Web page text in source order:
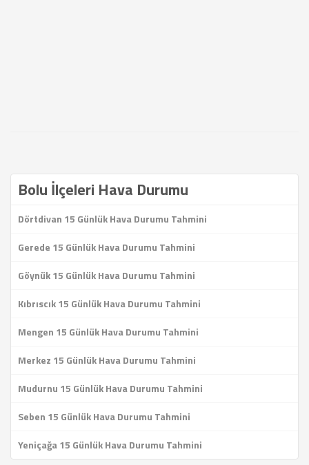
Bolu İlçeleri Hava Durumu
Dörtdivan 15 Günlük Hava Durumu Tahmini
Gerede 15 Günlük Hava Durumu Tahmini
Göynük 15 Günlük Hava Durumu Tahmini
Kıbrıscık 15 Günlük Hava Durumu Tahmini
Mengen 15 Günlük Hava Durumu Tahmini
Merkez 15 Günlük Hava Durumu Tahmini
Mudurnu 15 Günlük Hava Durumu Tahmini
Seben 15 Günlük Hava Durumu Tahmini
Yeniçağa 15 Günlük Hava Durumu Tahmini